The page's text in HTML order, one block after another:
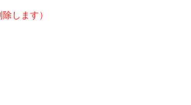
します）